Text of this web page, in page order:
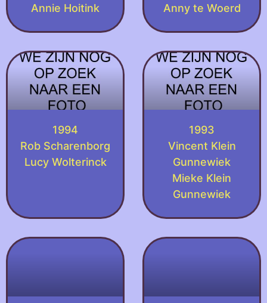
Annie Hoitink
Anny te Woerd
1994
Rob Scharenborg
Lucy Wolterinck
1993
Vincent Klein
Gunnewiek
Mieke Klein
Gunnewiek